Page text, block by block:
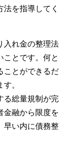
を指導してく
入れ金の整理法
ことです。何と
ことができるだ
。
る総量規制が完
金融から限度を
早い内に債務整